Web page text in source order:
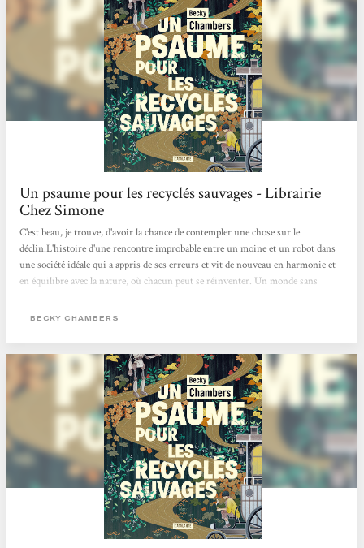
Un psaume pour les recyclés sauvages - Librairie
Chez Simone
C'est beau, je trouve, d'avoir la chance de contempler une chose sur le
déclin.L'histoire d'une rencontre improbable entre un moine et un robot dans
une société idéale qui a appris de ses erreurs et vit de nouveau en harmonie et
en équilibre avec la nature, où chacun peut se réinventer. Un monde sans
beau ! Je recommande :) Charlotte Muxu !!
BECKY CHAMBERS